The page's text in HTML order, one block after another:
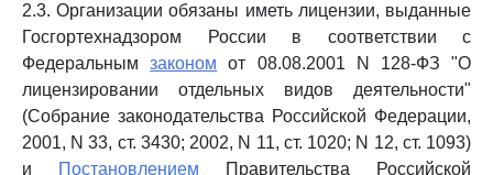
2.3. Организации обязаны иметь лицензии, выданные
Госгортехнадзором России в соответствии с
Федеральнымзаконом от 08.08.2001 N 128-ФЗ "О
лицензировании отдельных видов деятельности"
(Собрание законодательства Российской Федерации,
2001, N 33, ст. 3430; 2002, N 11, ст. 1020; N 12, ст. 1093)
и
Постановлением Правительства Российской